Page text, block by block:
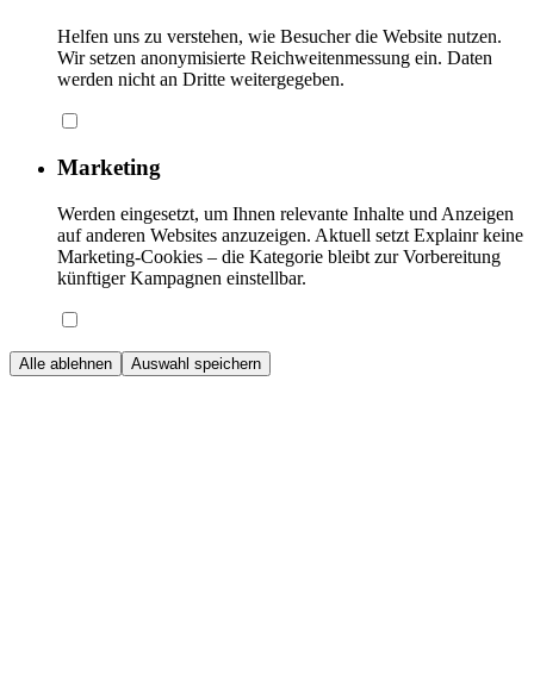
Helfen uns zu verstehen, wie Besucher die Website nutzen.
Wir setzen anonymisierte Reichweitenmessung ein. Daten
werden nicht an Dritte weitergegeben.
Marketing
Werden eingesetzt, um Ihnen relevante Inhalte und Anzeigen
auf anderen Websites anzuzeigen. Aktuell setzt Explainr keine
Marketing-Cookies – die Kategorie bleibt zur Vorbereitung
künftiger Kampagnen einstellbar.
Alle ablehnen Auswahl speichern